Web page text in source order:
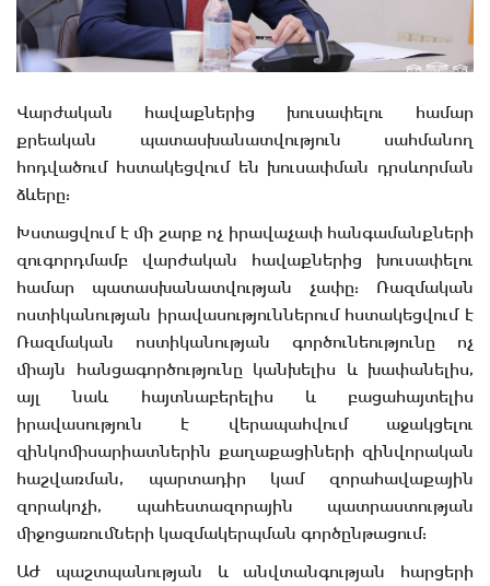
Վարժական հավաքներից խուսափելու համար
քրեական պատասխանատվություն սահմանող
հոդվածում հստակեցվում են խուսափման դրսևորման
ձևերը:
Խստացվում է մի շարք ոչ իրավաչափ հանգամանքների
զուգորդմամբ վարժական հավաքներից խուսափելու
համար պատասխանատվության չափը: Ռազմական
ոստիկանության իրավասություններում հստակեցվում է
Ռազմական ոստիկանության գործունեությունը ոչ
միայն հանցագործությունը կանխելիս և խափանելիս,
այլ նաև հայտնաբերելիս և բացահայտելիս
իրավասություն է վերապահվում աջակցելու
զինկոմիսարիատներին քաղաքացիների զինվորական
հաշվառման, պարտադիր կամ զորահավաքային
զորակոչի, պահեստազորային պատրաստության
միջոցառումների կազմակերպման գործընթացում:
ԱԺ պաշտպանության և անվտանգության հարցերի